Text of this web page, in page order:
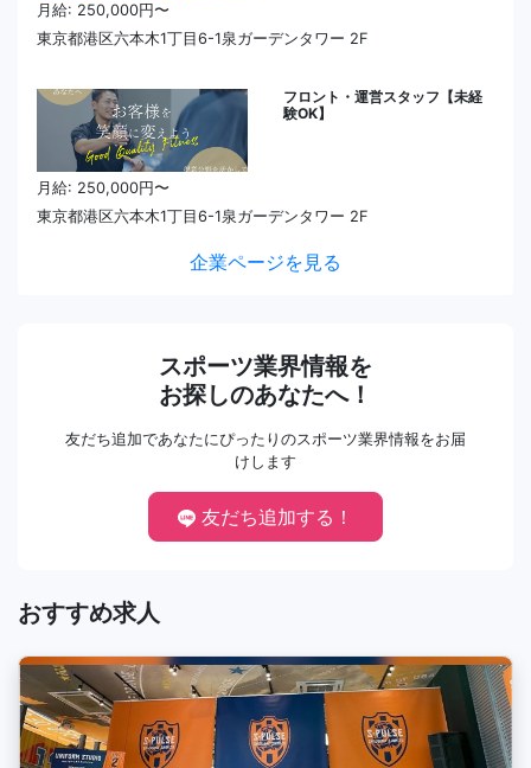
月給: 250,000円〜
東京都港区六本木1丁目6-1泉ガーデンタワー 2F
フロント・運営スタッフ【未経
験OK】
月給: 250,000円〜
東京都港区六本木1丁目6-1泉ガーデンタワー 2F
企業ページを見る
スポーツ業界情報を
お探しのあなたへ！
友だち追加であなたにぴったりのスポーツ業界情報をお届
けします
友だち追加する！
おすすめ求人